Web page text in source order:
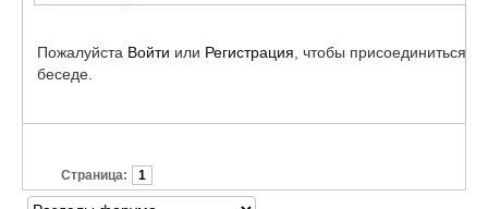
Пожалуйста Войти или Регистрация , чтобы присоединиться к
беседе.
Страница: 1